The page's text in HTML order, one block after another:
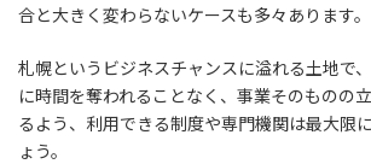
合と大きく変わらないケースも多々あります。
札幌というビジネスチャンスに溢れる土地で
に時間を奪われることなく、事業そのものの
るよう、利用できる制度や専門機関は最大限
ょう。